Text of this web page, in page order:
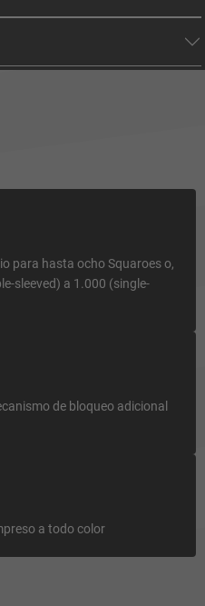
para hasta ocho Squaroes o,
sleeved) a 1.000 (single-
de bloqueo adicional
a todo color